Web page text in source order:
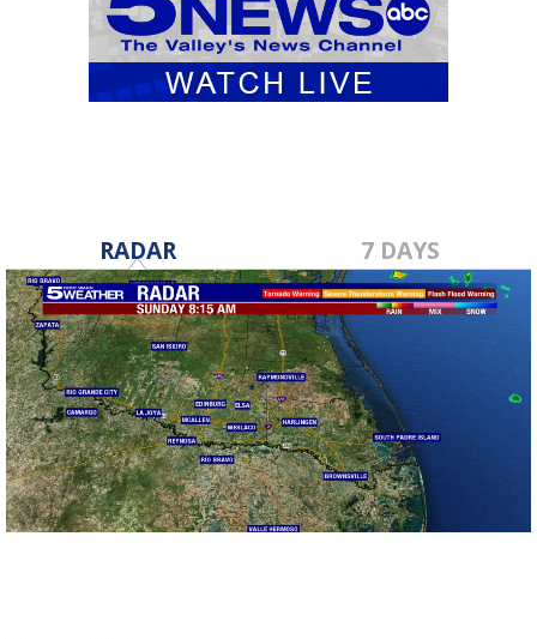
RADAR 7 DAYS